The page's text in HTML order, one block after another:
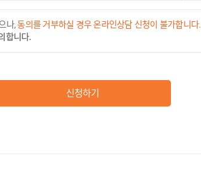
나,동의를 거부하실 경우 온라인상담 신청이 불가합니다.
합니다.
신청하기